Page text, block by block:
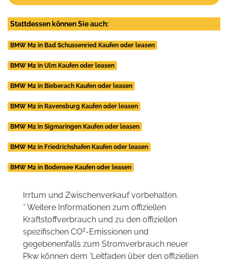
Stattdessen können Sie auch:
BMW M2 in Bad Schussenried Kaufen oder leasen
BMW M2 in Ulm Kaufen oder leasen
BMW M2 in Bieberach Kaufen oder leasen
BMW M2 in Ravensburg Kaufen oder leasen
BMW M2 in Sigmaringen Kaufen oder leasen
BMW M2 in Friedrichshafen Kaufen oder leasen
BMW M2 in Bodensee Kaufen oder leasen
Irrtum und Zwischenverkauf vorbehalten.
* Weitere Informationen zum offiziellen
Kraftstoffverbrauch und zu den offiziellen
spezifischen CO2-Emissionen und
gegebenenfalls zum Stromverbrauch neuer
Pkw können dem 'Leitfaden über den offiziellen